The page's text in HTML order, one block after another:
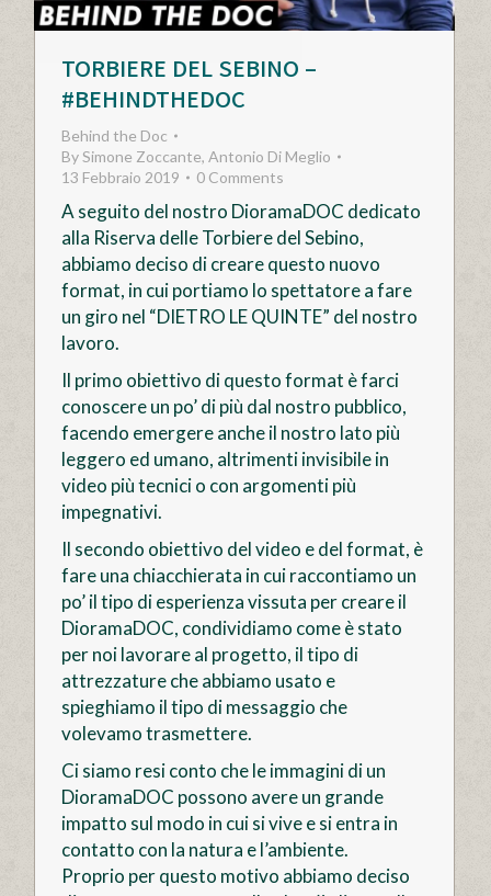
TORBIERE DEL SEBINO –
#BEHINDTHEDOC
Behind the Doc
BySimone Zoccante, Antonio Di Meglio
13 Febbraio 2019
0 Comments
A seguito del nostro DioramaDOC dedicato
alla Riserva delle Torbiere del Sebino,
abbiamo deciso di creare questo nuovo
format, in cui portiamo lo spettatore a fare
un giro nel “DIETRO LE QUINTE” del nostro
lavoro.
Il primo obiettivo di questo format è farci
conoscere un po’ di più dal nostro pubblico,
facendo emergere anche il nostro lato più
leggero ed umano, altrimenti invisibile in
video più tecnici o con argomenti più
impegnativi.
Il secondo obiettivo del video e del format, è
fare una chiacchierata in cui raccontiamo un
po’ il tipo di esperienza vissuta per creare il
DioramaDOC, condividiamo come è stato
per noi lavorare al progetto, il tipo di
attrezzature che abbiamo usato e
spieghiamo il tipo di messaggio che
volevamo trasmettere.
Ci siamo resi conto che le immagini di un
DioramaDOC possono avere un grande
impatto sul modo in cui si vive e si entra in
contatto con la natura e l’ambiente.
Proprio per questo motivo abbiamo deciso